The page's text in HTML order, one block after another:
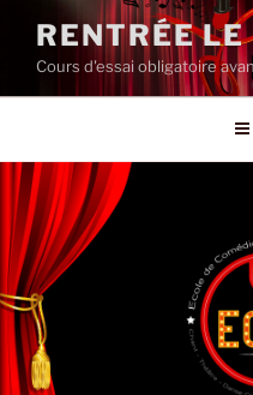
contenu
principal
RENTRÉE
Cours d'essai obligatoire